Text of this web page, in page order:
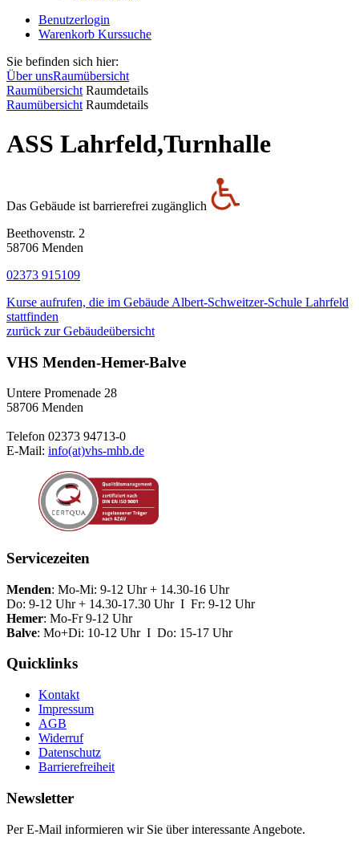
Benutzerlogin
Warenkorb Kurssuche
Sie befinden sich hier:
Über unsRaumübersicht
Raumübersicht Raumdetails
Raumübersicht Raumdetails
ASS Lahrfeld,Turnhalle
Das Gebäude ist barrierefrei zugänglich
Beethovenstr. 2
58706 Menden
02373 915109
Kurse aufrufen, die im Gebäude Albert-Schweitzer-Schule Lahrfeld
stattfinden
zurück zur Gebäudeübersicht
VHS Menden-Hemer-Balve
Untere Promenade 28
58706 Menden
Telefon 02373 94713-0
E-Mail: info(at)vhs-mhb.de
Servicezeiten
Menden: Mo-Mi: 9-12 Uhr + 14.30-16 Uhr
Do: 9-12 Uhr + 14.30-17.30 Uhr I Fr: 9-12 Uhr
Hemer: Mo-Fr 9-12 Uhr
Balve: Mo+Di: 10-12 Uhr I Do: 15-17 Uhr
Quicklinks
Kontakt
Impressum
AGB
Widerruf
Datenschutz
Barrierefreiheit
Newsletter
Per E-Mail informieren wir Sie über interessante Angebote.